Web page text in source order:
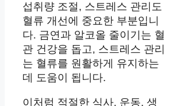
섭취량 조절, 스트레스 관리도
혈류 개선에 중요한 부분입니
다. 금연과 알코올 줄이기는 혈
관 건강을 돕고, 스트레스 관리
는 혈류를 원활하게 유지하는
데 도움이 됩니다.
이처럼 적절한 식사, 운동, 생